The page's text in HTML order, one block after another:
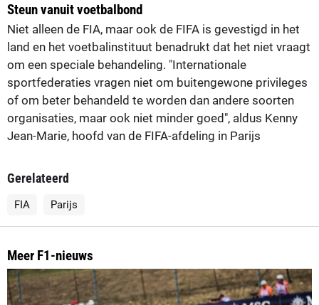
Steun vanuit voetbalbond
Niet alleen de FIA, maar ook de FIFA is gevestigd in het
land en het voetbalinstituut benadrukt dat het niet vraagt
om een speciale behandeling. "Internationale
sportfederaties vragen niet om buitengewone privileges
of om beter behandeld te worden dan andere soorten
organisaties, maar ook niet minder goed", aldus Kenny
Jean-Marie, hoofd van de FIFA-afdeling in Parijs
Gerelateerd
FIA Parijs
Meer F1-nieuws